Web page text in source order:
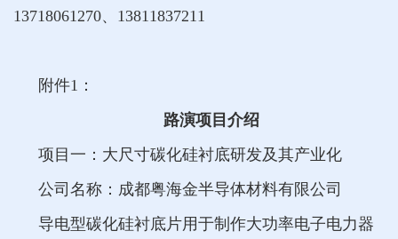
13718061270、13811837211
附件1：
路演项目介绍
项目一：大尺寸碳化硅衬底研发及其产业化
公司名称：成都粤海金半导体材料有限公司
导电型碳化硅衬底片用于制作大功率电子电力器